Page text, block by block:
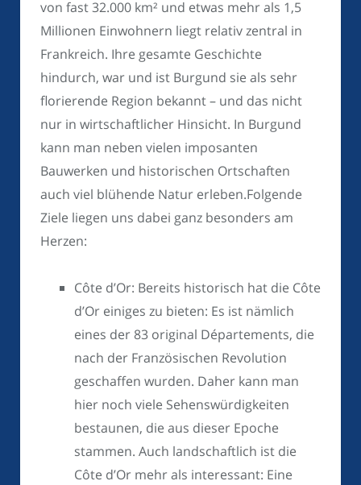
von fast 32.000 km² und etwas mehr als 1,5
Millionen Einwohnern liegt relativ zentral in
Frankreich. Ihre gesamte Geschichte
hindurch, war und ist Burgund sie als sehr
florierende Region bekannt – und das nicht
nur in wirtschaftlicher Hinsicht. In Burgund
kann man neben vielen imposanten
Bauwerken und historischen Ortschaften
auch viel blühende Natur erleben.Folgende
Ziele liegen uns dabei ganz besonders am
Herzen:
Côte d’Or: Bereits historisch hat die Côte
d’Or einiges zu bieten: Es ist nämlich
eines der 83 original Départements, die
nach der Französischen Revolution
geschaffen wurden. Daher kann man
hier noch viele Sehenswürdigkeiten
bestaunen, die aus dieser Epoche
stammen. Auch landschaftlich ist die
Côte d’Or mehr als interessant: Eine